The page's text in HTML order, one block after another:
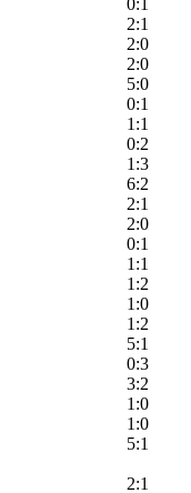
0:1
2:1
2:0
2:0
5:0
0:1
1:1
0:2
1:3
6:2
2:1
2:0
0:1
1:1
1:2
1:0
1:2
5:1
0:3
3:2
1:0
1:0
5:1
2:1